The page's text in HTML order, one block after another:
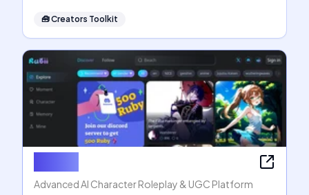
🧰Creators Toolkit
Advanced AI Character Roleplay & UGC Platform